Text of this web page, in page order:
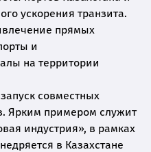
ускорения транзита.
прямых
и
на территории
запуск совместных
Ярким примером служит
индустрия», в рамках
в Казахстане